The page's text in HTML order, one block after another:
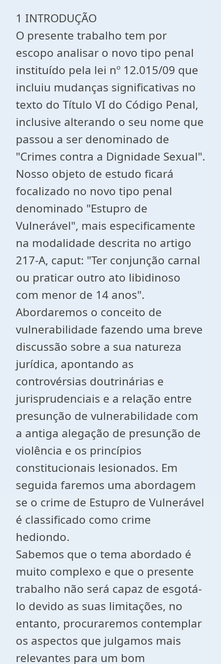
1 INTRODUÇÃO
O presente trabalho tem por
escopo analisar o novo tipo penal
instituído pela lei nº 12.015/09 que
incluiu mudanças significativas no
texto do Título VI do Código Penal,
inclusive alterando o seu nome que
passou a ser denominado de
"Crimes contra a Dignidade Sexual".
Nosso objeto de estudo ficará
focalizado no novo tipo penal
denominado "Estupro de
Vulnerável", mais especificamente
na modalidade descrita no artigo
217-A, caput: "Ter conjunção carnal
ou praticar outro ato libidinoso
com menor de 14 anos".
Abordaremos o conceito de
vulnerabilidade fazendo uma breve
discussão sobre a sua natureza
jurídica, apontando as
controvérsias doutrinárias e
jurisprudenciais e a relação entre
presunção de vulnerabilidade com
a antiga alegação de presunção de
violência e os princípios
constitucionais lesionados. Em
seguida faremos uma abordagem
se o crime de Estupro de Vulnerável
é classificado como crime
hediondo.
Sabemos que o tema abordado é
muito complexo e que o presente
trabalho não será capaz de esgotá-
lo devido as suas limitações, no
entanto, procuraremos contemplar
os aspectos que julgamos mais
relevantes para um bom